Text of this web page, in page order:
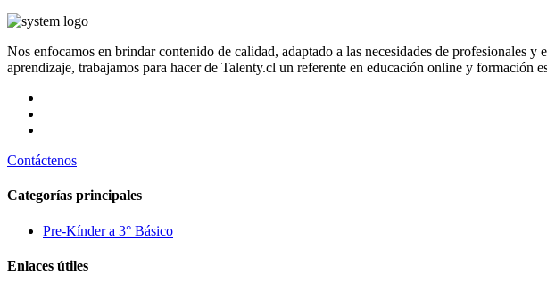
Nos enfocamos en brindar contenido de calidad, adaptado a las necesidades de profesionales
aprendizaje, trabajamos para hacer de Talenty.cl un referente en educación online y formación
Contáctenos
Categorías principales
Pre-Kínder a 3° Básico
Enlaces útiles